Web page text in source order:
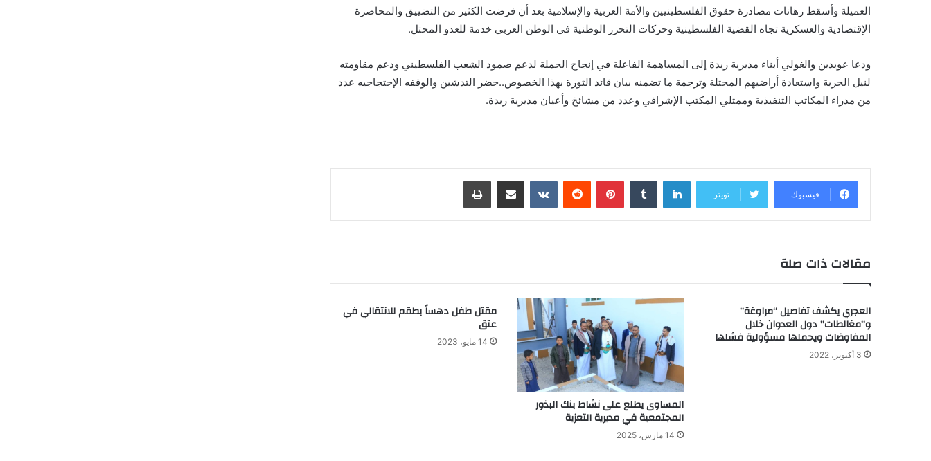
العميلة وأسقط رهانات مصادرة حقوق الفلسطينيين والأمة العربية والإسلامية بعد أن فرضت الكثير من التضييق والمحاصرة
الإقتصادية والعسكرية تجاه القضية الفلسطينية وحركات التحرر الوطنية في الوطن العربي خدمة للعدو المحتل.
ودعا عويدين والغولي أبناء مديرية ريدة إلى المساهمة الفاعلة في إنجاح الحملة لدعم صمود الشعب الفلسطيني ودعم مقاومته
لنيل الحرية واستعادة أراضيهم المحتلة وترجمة ما تضمنه بيان قائد الثورة بهذا الخصوص..حضر التدشين والوقفه الإحتجاجيه عدد
من مدراء المكاتب التنفيذية وممثلي المكتب الإشرافي وعدد من مشائخ وأعيان مديرية ريدة.
فيسبوك تويتر
لينكدإن بينتيريست
مقالات ذات صلة
العجري يكشف تفاصيل “مراوغة”
و”مغالطات” دول العدوان خلال
المفاوضات ويحملها مسؤولية فشلها
3 أكتوبر، 2022
المساوى يطلع على نشاط بنك البذور
المجتمعية في مديرية التعزية
14 مارس، 2025
مقتل طفل دهساً بطقم للانتقالي في
عتق
14 مايو، 2023